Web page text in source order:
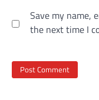
Save my name,
the next time I